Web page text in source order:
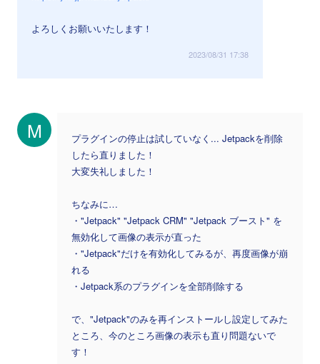
よろしくお願いいたします！
2023/08/31 17:38
M
プラグインの停止は試していなく... Jetpackを削除
したら直りました！
大変失礼しました！
ちなみに…
・"Jetpack" "Jetpack CRM" "Jetpack ブースト" を
無効化して画像の表示が直った
・"Jetpack"だけを有効化してみるが、再度画像が崩
れる
・Jetpack系のプラグインを全部削除する
で、"Jetpack"のみを再インストールし設定してみた
ところ、今のところ画像の表示も直り問題ないで
す！